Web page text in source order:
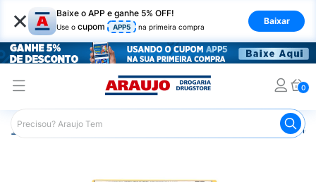
× Baixe o APP e ganhe 5% OFF!
Use o cupom APP5 na primeira compra
Baixar
0
Araujo Pet Shop Anti-Inflamatório Canino